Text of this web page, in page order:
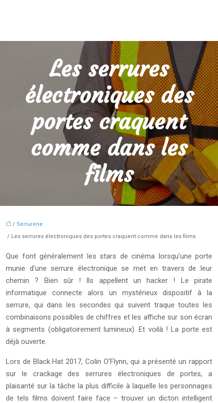
Les serrures
électroniques des
portes craquent
comme dans les
films
/ Serrurerie
/ Les serrures électroniques des portes craquent comme dans les films
Que font généralement les stars de cinéma lorsqu’une porte
munie d’une serrure électronique se met en travers de leur
chemin ? Bien sûr ! Ils appellent un hacker ! Le pirate
informatique connecte alors un mystérieux dispositif à la
serrure, qui dans les secondes qui suivent traque toutes les
combinaisons possibles de chiffres et les affiche sur son écran
à segments (obligatoirement lumineux). Et voilà ! La porte est
déjà ouverte.
Lors de Black Hat 2017, Colin O’Flynn, qui a présenté un rapport
sur le crackage des serrures électroniques de portes, a
plaisanté sur la tâche la plus difficile à laquelle les personnages
de tels films doivent faire face – trouver un dicton intelligent